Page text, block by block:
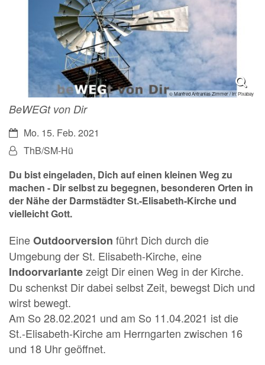
© Manfred Antranias Zimmer / In: Pixabay
BeWEGt von Dir
Datum:Mo. 15. Feb. 2021
Von:ThB/SM-Hü
Du bist eingeladen, Dich auf einen kleinen Weg zu
machen - Dir selbst zu begegnen, besonderen Orten in
der Nähe der Darmstädter St.-Elisabeth-Kirche und
vielleicht Gott.
EineOutdoorversion führt Dich durch die
Umgebung der St. Elisabeth-Kirche, eine
Indoorvariantezeigt Dir einen Weg in der Kirche.
Du schenkst Dir dabei selbst Zeit, bewegst Dich und
wirst bewegt.
Am So 28.02.2021 und am So 11.04.2021 ist die
St.-Elisabeth-Kirche am Herrngarten zwischen 16
und 18 Uhr geöffnet.